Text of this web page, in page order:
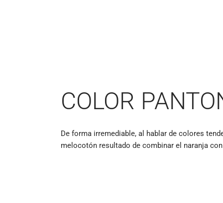
COLOR
De forma irremediable, al hablar de colores
melocotón resultado de combinar el naranja